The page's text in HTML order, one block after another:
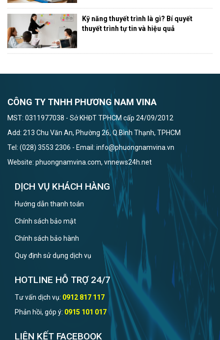
Kỹ năng thuyết trình là gì? Bí quyết
thuyết trình tự tin và hiệu quả
CÔNG TY TNHH PHƯƠNG NAM VINA
MST: 0311977038 - Sở KHĐT TPHCM cấp 24/09/2012
Add: 213 Chu Văn An, Phường 26, Q.Bình Thạnh, TPHCM
Tel: (028) 3553 2306 - Email: info@phuongnamvina.vn
Website: phuongnamvina.com, vnnews24h.net
DỊCH VỤ KHÁCH HÀNG
Hướng dẫn thanh toán
Chính sách bảo mật
Chính sách bảo hành
Quy định sử dụng dịch vụ
HOTLINE HỖ TRỢ 24/7
Tư vấn dịch vụ: 0912 817 117
Phản hồi, góp ý: 0915 101 017
LIÊN KẾT FACEBOOK